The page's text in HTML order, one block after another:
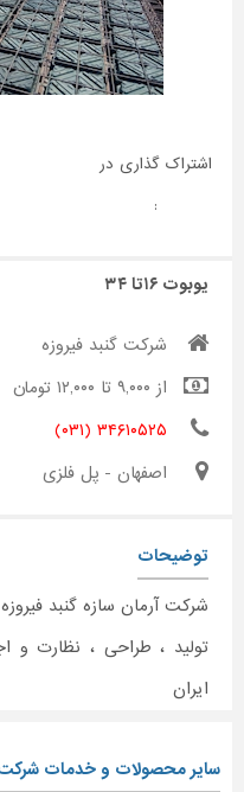
اشتراک گذاری در
:
یوبوت ۱۶تا ۳۴
شرکت گنبد فیروزه
از ۹,۰۰۰ تا ۱۲,۰۰۰ تومان
۳۴۶۱۰۵۲۵ (۰۳۱)
اصفهان - پل فلزی
توضیحات
شرکت آرمان سازه گنبد فیروزه
تولید ، طراحی ، نظارت و
ایران
سایر محصولات و خدمات شرکت